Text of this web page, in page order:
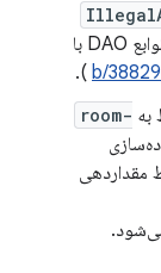
) در کامپایلر Room هنگام پردازش توابع DAO با
b/
).
room-
مقداردهی